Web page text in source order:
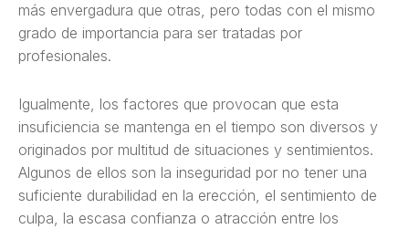
más envergadura que otras, pero todas con el mismo
grado de importancia para ser tratadas por
profesionales.
Igualmente, los factores que provocan que esta
insuficiencia se mantenga en el tiempo son diversos y
originados por multitud de situaciones y sentimientos.
Algunos de ellos son la inseguridad por no tener una
suficiente durabilidad en la erección, el sentimiento de
culpa, la escasa confianza o atracción entre los